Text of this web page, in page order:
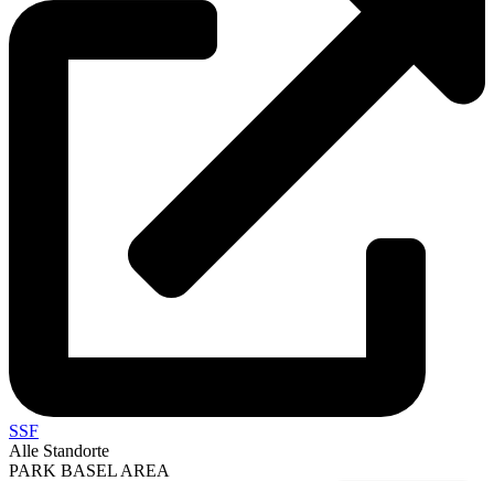
SSF
Alle Standorte
PARK BASEL AREA